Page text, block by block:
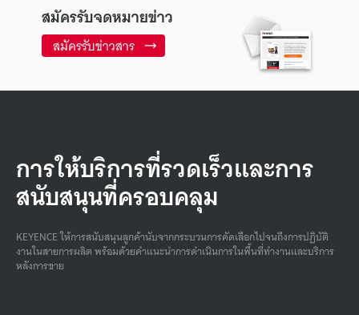
สมัครรับจดหมายข่าว
สมัครรับข่าวสาร
การให้บริการที่รวดเร็วและการ
สนับสนุนที่ครอบคลุม
KEYENCE ให้การสนับสนุนลูกค้านับจากกระบวนการคัดเลือกไปจนถึงการปฏิบัติ
งานในสายการผลิต พร้อมด้วยคําแนะนําการดําเนินการในพื้นที่ทํางานและบริการ
หลังการขาย